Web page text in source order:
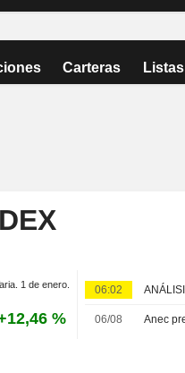
Carteras Listas
1 de enero.
%
06:02
06/08